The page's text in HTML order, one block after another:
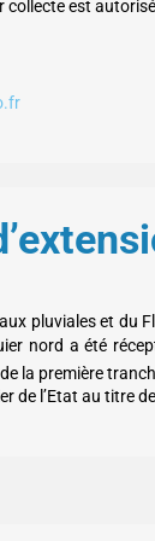
collecte est
pluviales et du
nord a été
la première
de l’Etat au titre